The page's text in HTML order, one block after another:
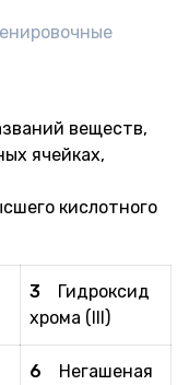
веществ,
ячейках,
кислотного
3
Гидроксид
хрома (III)
6
Негашеная